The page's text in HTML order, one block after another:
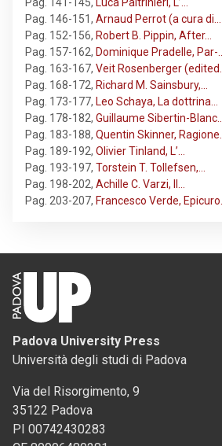
Pag. 146-151, Arnaud Perrot (a cura di…
Pag. 152-156, Robert B. Pippin, After…
Pag. 157-162, Dominique Pradelle, Par-…
Pag. 163-167, Veit Rosenberger (edited…
Pag. 168-172, Richard M. Sainsbury,…
Pag. 173-177, Leo Schaya, La dottrina…
Pag. 178-182, Guillaume Sibertin-Blanc…
Pag. 183-188, Quentin Skinner, Ragione…
Pag. 189-192, Olivier Tinland, L’…
Pag. 193-197, Torstein T. Tollefsen,…
Pag. 198-202, Achille C. Varzi, Il…
Pag. 203-207, Francesco Verde, Epicuro…
Padova University Press
Università degli studi di Padova
Via del Risorgimento, 9
35122 Padova
PI 00742430283